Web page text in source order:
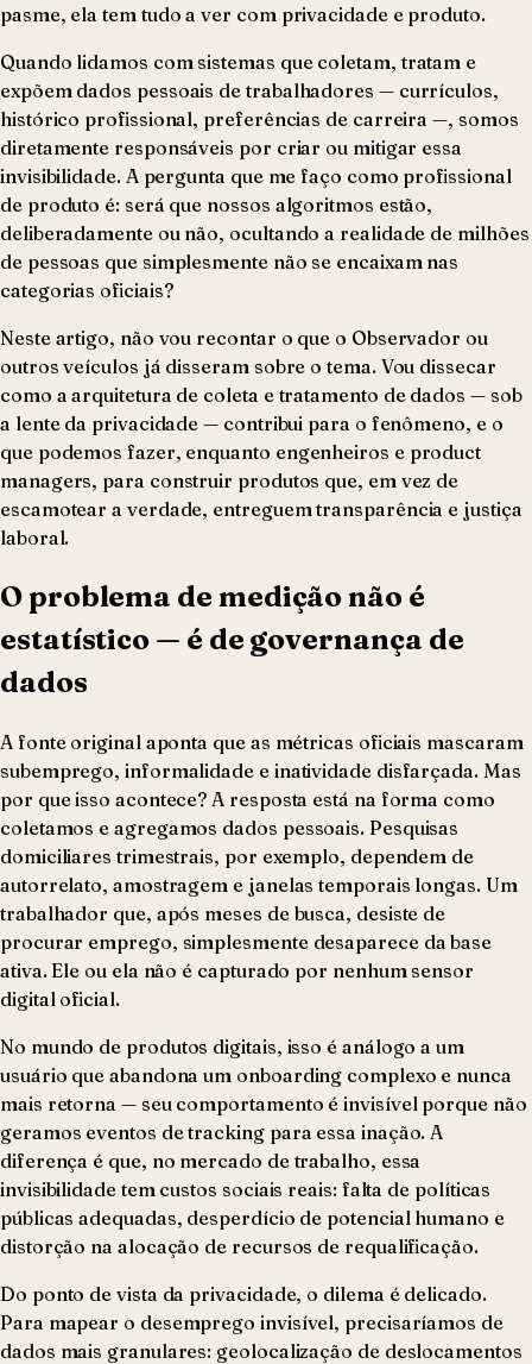
pasme, ela tem tudo a ver com privacidade e produto.
Quando lidamos com sistemas que coletam, tratam e
expõem dados pessoais de trabalhadores — currículos,
histórico profissional, preferências de carreira —, somos
diretamente responsáveis por criar ou mitigar essa
invisibilidade. A pergunta que me faço como profissional
de produto é: será que nossos algoritmos estão,
deliberadamente ou não, ocultando a realidade de milhões
de pessoas que simplesmente não se encaixam nas
categorias oficiais?
Neste artigo, não vou recontar o que o Observador ou
outros veículos já disseram sobre o tema. Vou dissecar
como a arquitetura de coleta e tratamento de dados — sob
a lente da privacidade — contribui para o fenômeno, e o
que podemos fazer, enquanto engenheiros e product
managers, para construir produtos que, em vez de
escamotear a verdade, entreguem transparência e justiça
laboral.
O problema de medição não é
estatístico — é de governança de
dados
A fonte original aponta que as métricas oficiais mascaram
subemprego, informalidade e inatividade disfarçada. Mas
por que isso acontece? A resposta está na forma como
coletamos e agregamos dados pessoais. Pesquisas
domiciliares trimestrais, por exemplo, dependem de
autorrelato, amostragem e janelas temporais longas. Um
trabalhador que, após meses de busca, desiste de
procurar emprego, simplesmente desaparece da base
ativa. Ele ou ela não é capturado por nenhum sensor
digital oficial.
No mundo de produtos digitais, isso é análogo a um
usuário que abandona um onboarding complexo e nunca
mais retorna — seu comportamento é invisível porque não
geramos eventos de tracking para essa inação. A
diferença é que, no mercado de trabalho, essa
invisibilidade tem custos sociais reais: falta de políticas
públicas adequadas, desperdício de potencial humano e
distorção na alocação de recursos de requalificação.
Do ponto de vista da privacidade, o dilema é delicado.
Para mapear o desemprego invisível, precisaríamos de
dados mais granulares: geolocalização de deslocamentos